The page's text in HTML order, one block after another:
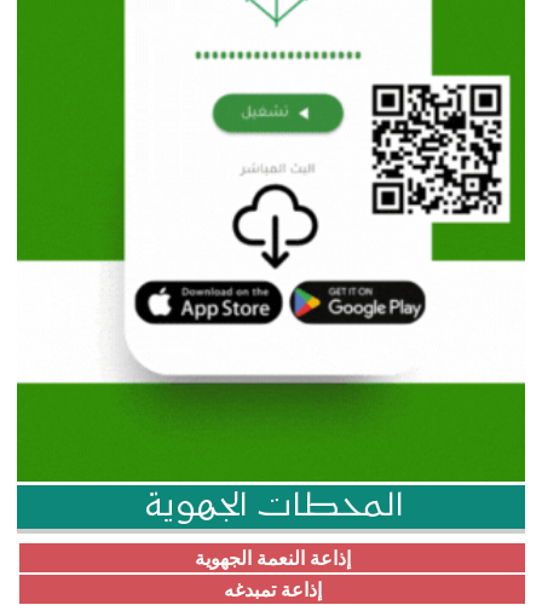
المحطات الجهوية
إذاعة النعمة الجهوية
إذاعة تمبدغه